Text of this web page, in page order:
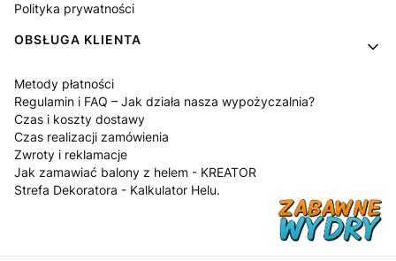
Polityka prywatności
OBSŁUGA KLIENTA
Metody płatności
Regulamin i FAQ – Jak działa nasza wypożyczalnia?
Czas i koszty dostawy
Czas realizacji zamówienia
Zwroty i reklamacje
Jak zamawiać balony z helem - KREATOR
Strefa Dekoratora - Kalkulator Helu.